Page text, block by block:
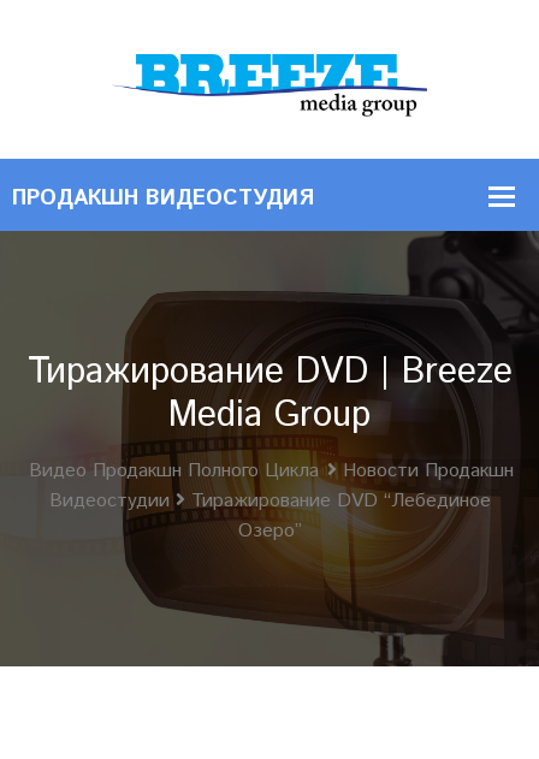
Тиражирование DVD | Breeze
Media Group
Видео Продакшн Полного Цикла
Новости Продакшн
Видеостудии
Тиражирование DVD “Лебединое
Озеро”